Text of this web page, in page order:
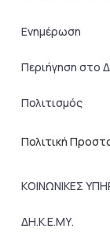
Ενημέρωση
Περιήγηση στο
Πολιτισμός
Πολιτική
ΚΟΙΝΩΝΙΚΕΣ
ΔΗ.Κ.Ε.ΜΥ.